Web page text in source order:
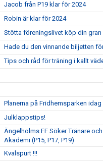
Jacob från P19 klar för 2024
Robin är klar för 2024
Stötta föreningslivet köp din gran
Hade du den vinnande biljetten
Tips och råd för träning i kallt
Planerna på Fridhemsparken idag
Julklappstips!
Ängelholms FF Söker Tränare
Akademi (P15, P17, P19)
Kvalspurt !!!